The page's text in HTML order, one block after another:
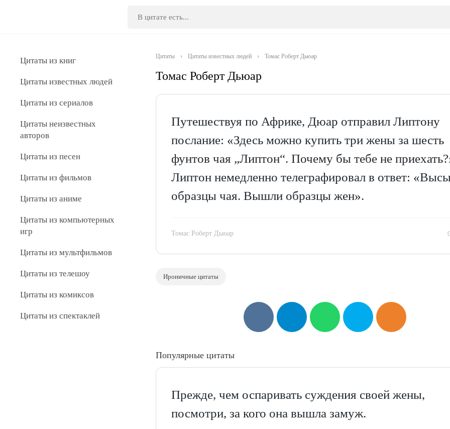
Цитаты из книг
Цитаты известных людей
Цитаты из сериалов
Цитаты неизвестных
авторов
Цитаты из песен
Цитаты из фильмов
Цитаты из аниме
Цитаты из компьютерных
игр
Цитаты из мультфильмов
Цитаты из телешоу
Цитаты из комиксов
Цитаты из спектаклей
Цитаты › Цитаты известных людей › Томас Роберт Дьюар
Томас Роберт Дьюар
Путешествуя по Африке, Дюар отправил Липтону
послание: «Здесь можно купить три жены за шесть
фунтов чая „Липтон“. Почему бы тебе не
Липтон немедленно телеграфировал в ответ:
образцы чая. Вышли образцы жен».
Томас Роберт Дьюар
Ироничные цитаты
Популярные цитаты
Прежде, чем оспаривать суждения своей жены,
посмотри, за кого она вышла замуж.